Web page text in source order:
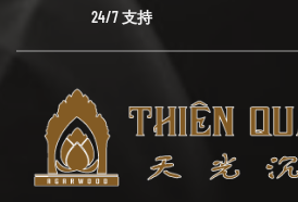
24/7 支持